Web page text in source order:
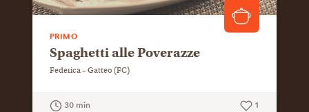
PRIMO
Spaghetti alle Poverazze
Federica – Gatteo (FC)
30 min 1